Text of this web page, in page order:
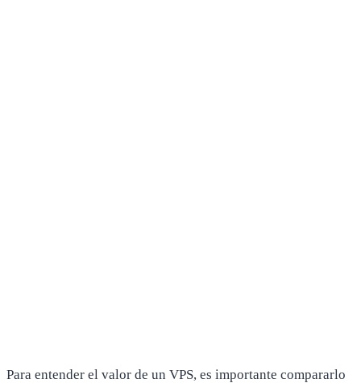
Para entender el valor de un VPS, es importante compararlo